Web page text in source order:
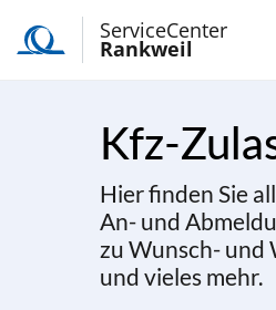
ServiceCenter
Rankweil
Kfz-
Hier finden Sie
An- und
zu Wunsch- und
und vieles mehr.